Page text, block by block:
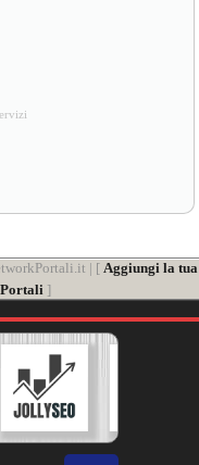
| [ Aggiungi la tua
]